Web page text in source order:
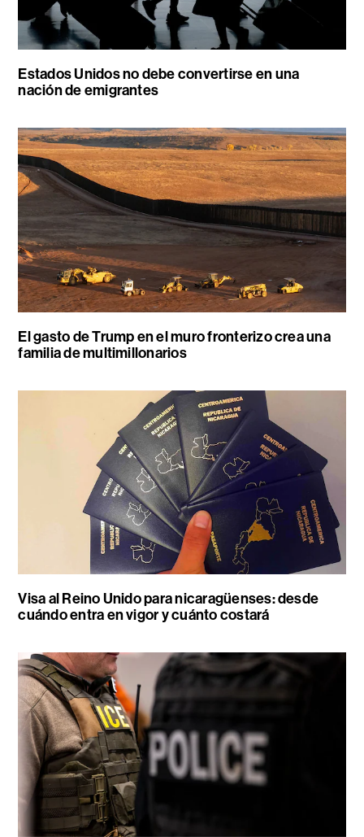
Estados Unidos no debe convertirse en una
nación de emigrantes
El gasto de Trump en el muro fronterizo crea una
familia de multimillonarios
Visa al Reino Unido para nicaragüenses: desde
cuándo entra en vigor y cuánto costará